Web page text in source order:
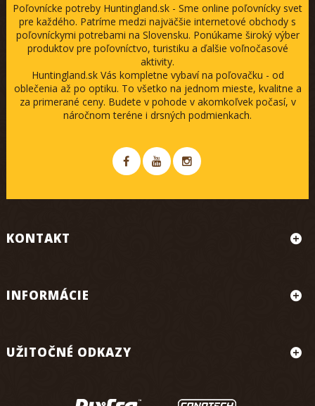
Poľovnícke potreby Huntingland.sk - Sme online poľovnícky svet
pre každého. Patríme medzi najväčšie internetové obchody s
poľovníckymi potrebami na Slovensku. Ponúkame široký výber
produktov pre poľovníctvo, turistiku a ďalšie voľnočasové
aktivity.
Huntingland.sk Vás kompletne vybaví na poľovačku - od
oblečenia až po optiku. To všetko na jednom mieste, kvalitne a
za primerané ceny. Budete v pohode v akomkoľvek počasí, v
náročnom teréne i drsných podmienkach.
KONTAKT
INFORMÁCIE
UŽITOČNÉ ODKAZY